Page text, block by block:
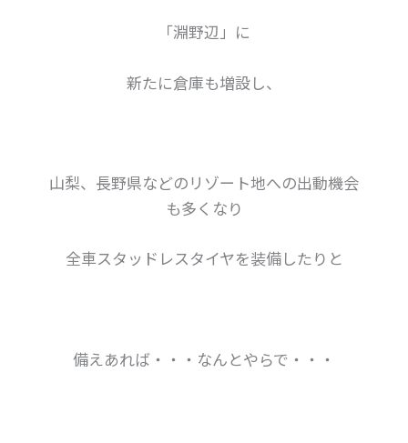
「淵野辺」に
新たに倉庫も増設し、
山梨、長野県などのリゾート地への出動機会
も多くなり
全車スタッドレスタイヤを装備したりと
備えあれば・・・なんとやらで・・・